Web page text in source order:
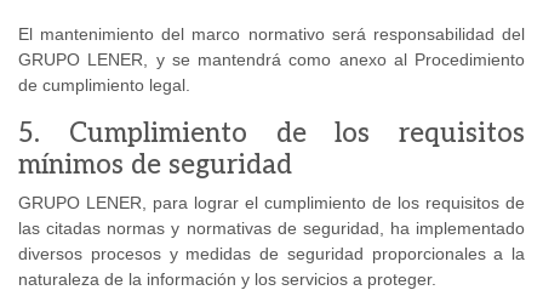
El mantenimiento del marco normativo será responsabilidad del
GRUPO LENER, y se mantendrá como anexo al Procedimiento
de cumplimiento legal.
5. Cumplimiento de los requisitos
mínimos de seguridad
GRUPO LENER, para lograr el cumplimiento de los requisitos de
las citadas normas y normativas de seguridad, ha implementado
diversos procesos y medidas de seguridad proporcionales a la
naturaleza de la información y los servicios a proteger.